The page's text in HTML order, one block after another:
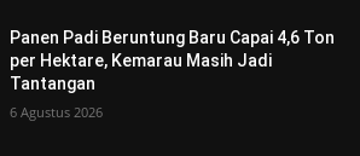
Panen Padi Beruntung Baru Capai 4,6 Ton
per Hektare, Kemarau Masih Jadi
Tantangan
6 Agustus 2026